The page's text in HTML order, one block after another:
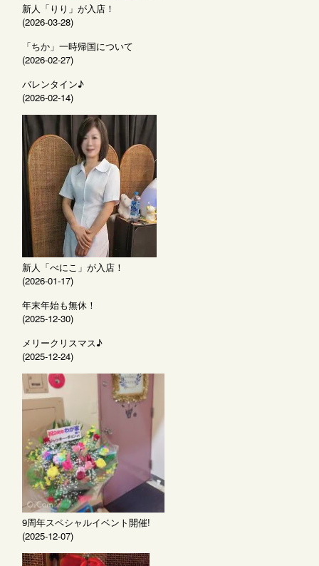
新人「りり」が入店！
(2026-03-28)
「ちか」一時帰国について
(2026-02-27)
バレンタイン♪
(2026-02-14)
新人「べにこ」が入店！
(2026-01-17)
年末年始も無休！
(2025-12-30)
メリークリスマス♪
(2025-12-24)
9周年スペシャルイベント開催!
(2025-12-07)